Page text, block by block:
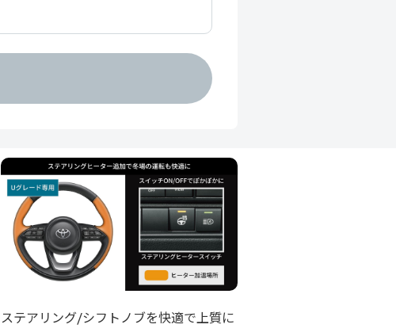
ステアリング/シフトノブを快適で上質に